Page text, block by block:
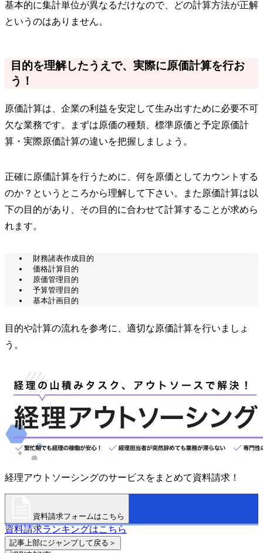
基本的に集計単位が異なるだけなので、どの計算方法が正解
というのはありません。
目的を理解したうえで、実際に原価計算を行お
う！
原価計算は、企業の利益を安定して生み出すために必要不可
欠な業務です。まずは原価の種類、標準原価と予定原価計
算・実際原価計算の違いを把握しましょう。
正確に原価計算を行うために、何を原価としてカウントする
のか？というところから理解して下さい。また原価計算は以
下の目的があり、その目的に合わせて計算することが求めら
れます。
財務諸表作成目的
価格計算目的
原価管理目的
予算管理目的
基本計画目的
目的や計算の流れを参考に、適切な原価計算を行いましょ
う。
経理アウトソーシングのサービスをまとめて資料請求！
資料請求フォームはこちら
資料請求ランキングはこちら
記事上部にジャンプして戻る＞